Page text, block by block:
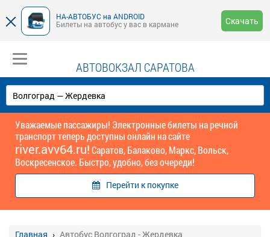
НА-АВТОБУС на ANDROID
Билеты на автобус у вас в кармане
Скачать
АВТОВОКЗАЛ САРАТОВА
Уважаемые пассажиры! Электронные билеты на речной
транспорт теперь доступны онлайн на сайте
river.avv64.ru!Саратов, Балаково, Маркс, Вольск,
Воскресенское. Быстро, удобно, без очереди!
Перейти к покупке
Главная Автобус Волгоград - Жердевка